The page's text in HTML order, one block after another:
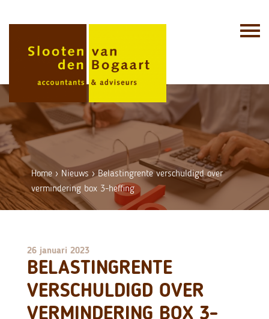
Home › Nieuws ›Belastingrente verschuldigd over
vermindering box 3-heffing
26 januari 2023
BELASTINGRENTE
VERSCHULDIGD OVER
VERMINDERING BOX 3-